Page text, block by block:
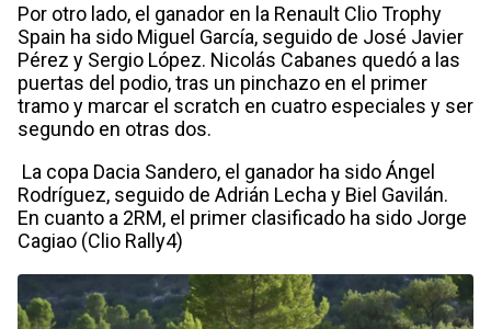
Por otro lado, el ganador en la Renault Clio Trophy
Spain ha sido Miguel García, seguido de José Javier
Pérez y Sergio López. Nicolás Cabanes quedó a las
puertas del podio, tras un pinchazo en el primer
tramo y marcar el scratch en cuatro especiales y ser
segundo en otras dos.
La copa Dacia Sandero, el ganador ha sido Ángel
Rodríguez, seguido de Adrián Lecha y Biel Gavilán.
En cuanto a 2RM, el primer clasificado ha sido Jorge
Cagiao (Clio Rally4)